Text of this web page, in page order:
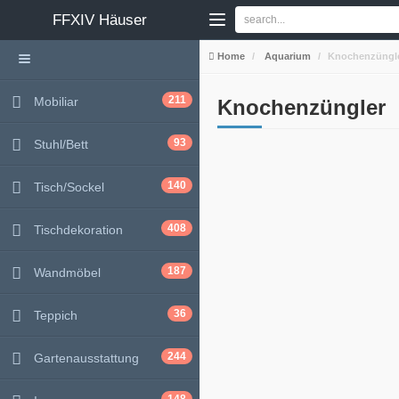
FFXIV Häuser
Home Aquarium
Knochenzüngler
Mobiliar 211
Stuhl/Bett 93
Tisch/Sockel 140
Tischdekoration 408
Wandmöbel 187
Teppich 36
Gartenausstattung 244